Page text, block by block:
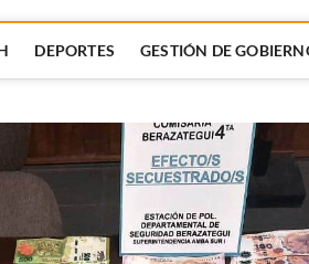
DEPORTES GESTIÓN DE